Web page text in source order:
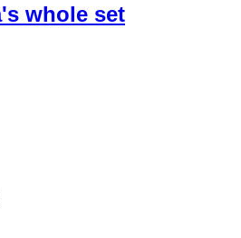
whole set